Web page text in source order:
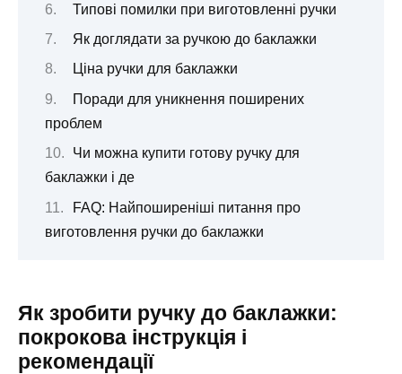
Типові помилки при виготовленні ручки
Як доглядати за ручкою до баклажки
Ціна ручки для баклажки
Поради для уникнення поширених
проблем
Чи можна купити готову ручку для
баклажки і де
FAQ: Найпоширеніші питання про
виготовлення ручки до баклажки
Як зробити ручку до баклажки:
покрокова інструкція і
рекомендації